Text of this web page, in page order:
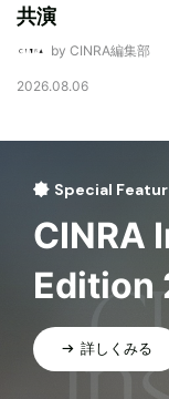
共演
by CINRA編集部
2026.08.06
Special
CINRA
Edition
詳しくみる